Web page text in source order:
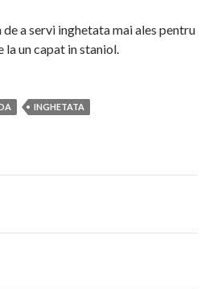
a servi inghetata mai ales pentru
la un capat in staniol.
INGHETATA